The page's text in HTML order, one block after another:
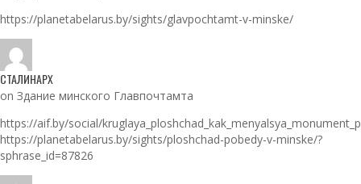
https://planetabelarus.by/sights/glavpochtamt-v-minske/
СТАЛИНАРХ
on Здание минского Главпочтамта
https://aif.by/social/
https://planetabelarus.by/sights/ploshchad-pobedy-v-minske/?
sphrase_id=87826